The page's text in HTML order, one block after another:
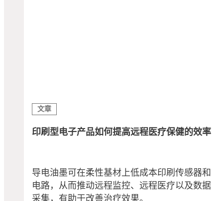
文章
印刷型电子产品如何提高远程医疗保健的效率
导电油墨可在柔性基材上低成本印刷传感器和
电路，从而推动远程监控、远程医疗以及数据
采集，有助于改善治疗效果。